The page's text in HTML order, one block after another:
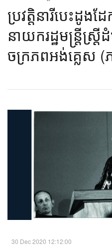
ប្រវត្តិនារីបេះដូងដ
នាយករដ្ឋមន្ត្រីស្
ចក្រភពអង់គ្លេស
30 Dec 2020 12:12:00